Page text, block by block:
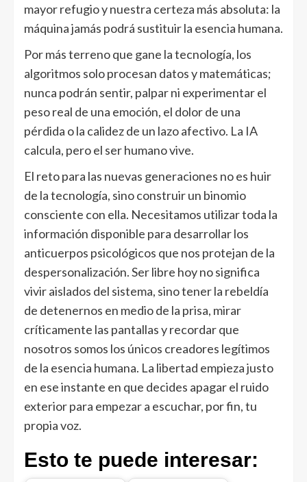
mayor refugio y nuestra certeza más absoluta: la
máquina jamás podrá sustituir la esencia humana.
Por más terreno que gane la tecnología, los
algoritmos solo procesan datos y matemáticas;
nunca podrán sentir, palpar ni experimentar el
peso real de una emoción, el dolor de una
pérdida o la calidez de un lazo afectivo. La IA
calcula, pero el ser humano vive.
El reto para las nuevas generaciones no es huir
de la tecnología, sino construir un binomio
consciente con ella. Necesitamos utilizar toda la
información disponible para desarrollar los
anticuerpos psicológicos que nos protejan de la
despersonalización. Ser libre hoy no significa
vivir aislados del sistema, sino tener la rebeldía
de detenernos en medio de la prisa, mirar
críticamente las pantallas y recordar que
nosotros somos los únicos creadores legítimos
de la esencia humana. La libertad empieza justo
en ese instante en que decides apagar el ruido
exterior para empezar a escuchar, por fin, tu
propia voz.
Esto te puede interesar: